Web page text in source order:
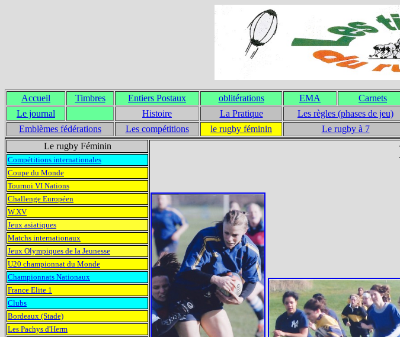
Accueil Timbres Entiers Postaux oblitérations EMA Carnets
Le journal
Histoire La Pratique Les règles (phases de jeu)
Emblèmes fédérations
Les compétitions le rugby féminin Le rugby à 7
Le rugby Féminin
Compétitions internationales
Coupe du Monde
Tournoi VI Nations
Challenge Européen
W.XV
Jeux asiatiques
Matchs internationaux
Jeux Olympiques de la Jeunesse
U20 championnat du Monde
Championnats Nationaux
France Elite 1
Clubs
Bordeaux (Stade)
Les Pachys d'Herm